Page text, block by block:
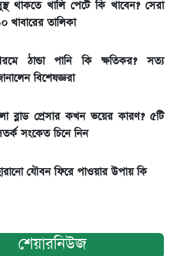
দাম, এক মাসের মধ্যে সর্বোচ্চ
স্বর্ণের দাম
বক্তব্য ঘিরে ভারতকে কড়া বার্তা
থাকতে খালি পেটে কি খাবেন? সেরা
খাবারের তালিকা
ঠান্ডা পানি কি ক্ষতিকর? সত্য
বিশেষজ্ঞরা
ব্লাড প্রেসার কখন ভয়ের কারণ? ৫টি
সংকেত চিনে নিন
যৌবন ফিরে পাওয়ার উপায় কি
শেয়ারনিউজ